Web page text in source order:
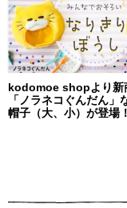
kodomoe shopより新
「ノラネコぐんだん」
帽子（大、小）が登場！